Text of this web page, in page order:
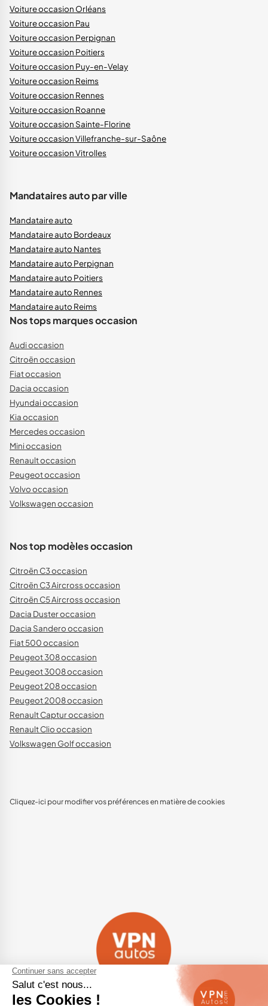
Voiture occasion Orléans
Voiture occasion Pau
Voiture occasion Perpignan
Voiture occasion Poitiers
Voiture occasion Puy-en-Velay
Voiture occasion Reims
Voiture occasion Rennes
Voiture occasion Roanne
Voiture occasion Sainte-Florine
Voiture occasion Villefranche-sur-Saône
Voiture occasion Vitrolles
Mandataires auto par ville
Mandataire auto
Mandataire auto Bordeaux
Mandataire auto Nantes
Mandataire auto Perpignan
Mandataire auto Poitiers
Mandataire auto Rennes
Mandataire auto Reims
Nos tops marques occasion
Audi occasion
Citroën occasion
Fiat occasion
Dacia occasion
Hyundai occasion
Kia occasion
Mercedes occasion
Mini occasion
Renault occasion
Peugeot occasion
Volvo occasion
Volkswagen occasion
Nos top modèles occasion
Citroën C3 occasion
Citroën C3 Aircross occasion
Citroën C5 Aircross occasion
Dacia Duster occasion
Dacia Sandero occasion
Fiat 500 occasion
Peugeot 308 occasion
Peugeot 3008 occasion
Peugeot 208 occasion
Peugeot 2008 occasion
Renault Captur occasion
Renault Clio occasion
Volkswagen Golf occasion
Cliquez-ici pour modifier vos préférences en matière de cookies